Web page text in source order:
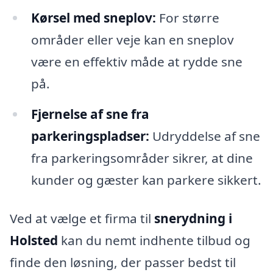
Kørsel med sneplov: For større
områder eller veje kan en sneplov
være en effektiv måde at rydde sne
på.
Fjernelse af sne fra
parkeringspladser: Udryddelse af sne
fra parkeringsområder sikrer, at dine
kunder og gæster kan parkere sikkert.
Ved at vælge et firma til snerydning i
Holsted kan du nemt indhente tilbud og
finde den løsning, der passer bedst til